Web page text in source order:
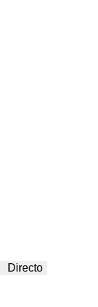
Directo